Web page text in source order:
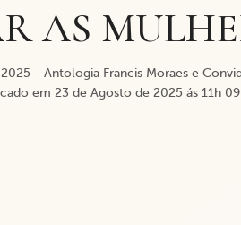
AS
2025 - Antologia Francis Moraes e
em 23 de Agosto de 2025 ás 11h